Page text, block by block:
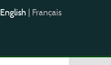
English Français